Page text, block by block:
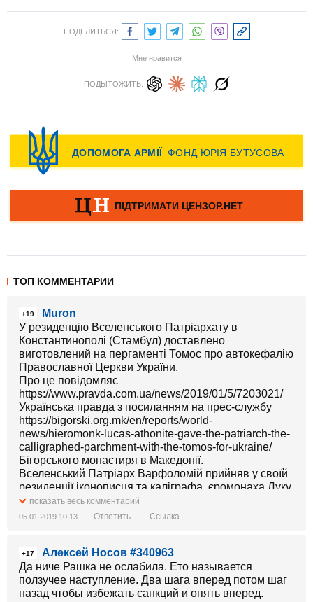
ПОДЕЛИТЬСЯ:
Мне нравится
ПОДЫТОЖИТЬ:
ТОП КОММЕНТАРИИ
+19
Muron
У резиденцію Вселенського Патріархату в
Константинополі (Стамбул) доставлено
виготовлений на пергаменті Томос про автокефалію
Православної Церкви України.
Про це повідомляє
https://www.pravda.com.ua/news/2019/01/5/7203021/
Українська правда з посиланням на прес-службу
https://bigorski.org.mk/en/reports/world-
news/hieromonk-lucas-athonite-gave-the-patriarch-the-
calligraphed-parchment-with-the-tomos-for-ukraine/
Бігорського монастиря в Македонії.
Вселенський Патріарх Варфоломій прийняв у своїй
резиденції іконописця та каліграфа, єромонаха Луку
з монастиря Ксенофонт, що на Афоні, який привіз
виготовлений ним документ.
вже прибули на Фанар і будуть присутні на
церемонії ратифікації Томосу Вселенським
Патріархом.
Після цього глави двох Церков проведуть спільну
показать весь комментарий
05.01.2019 10:13 Ответить Ссылка
+17
Алексей Носов #340963
Да ниче Рашка не ослабила. Ето называется
ползучее наступление. Два шага вперед потом шаг
назад чтобы избежать санкций и опять вперед.